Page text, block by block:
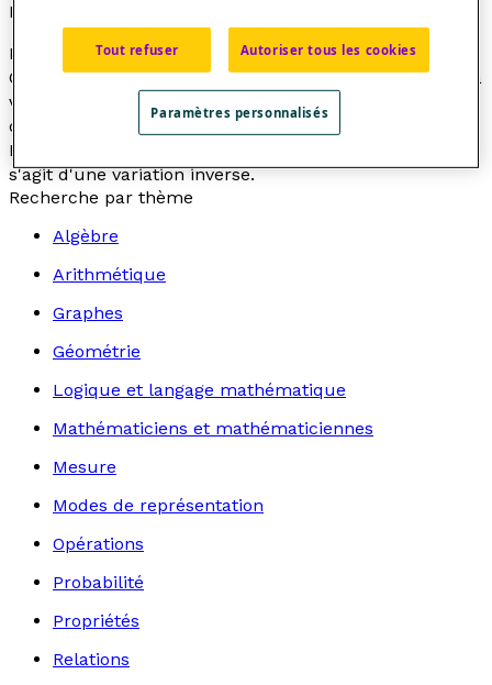
Exemple
Maxime a parcouru 200 km à la vitesse de 100 km/h.
On a alors la relationd= vtoùdest la distance,v est la
vitesse et
est le temps. Pour parcourir la même
distance, si la vitesse diminue, il faudra plus de temps.
Et si la vitesse augmente, il faudra moins de temps. Il
s'agit d'une variation inverse.
Recherche par thème
Algèbre
Arithmétique
Graphes
Géométrie
Logique et langage mathématique
Mathématiciens et mathématiciennes
Mesure
Modes de représentation
Opérations
Probabilité
Propriétés
Relations
Tout refuser Autoriser tous les cookies
Paramètres personnalisés